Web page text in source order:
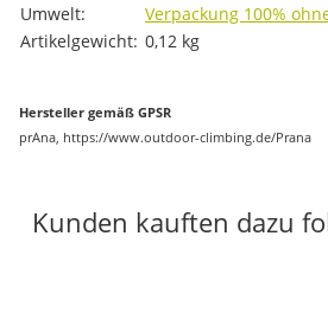
Umwelt:
Verpackung 100%
Artikelgewicht: 0,12 kg
Hersteller gemäß GPSR
prAna, https://www.outdoor-climbing.de/Prana
Kunden kauften dazu